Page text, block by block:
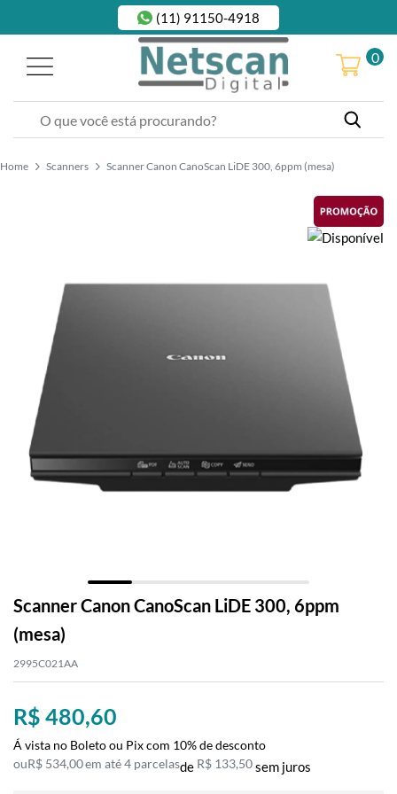
(11) 91150-4918
0
Home Scanners Scanner Canon CanoScan LiDE 300, 6ppm (mesa)
Scanner Canon CanoScan LiDE 300, 6ppm
(mesa)
2995C021AA
R$ 480,60
Á vista no Boleto ou Pix com 10% de desconto
R$ 534,00
4 parcelasde R$ 133,50sem juros